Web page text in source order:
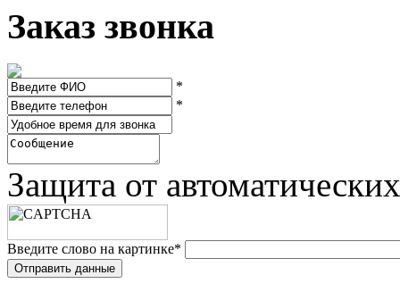
Заказ звонка
*
*
Защита от
Введите слово на картинке*